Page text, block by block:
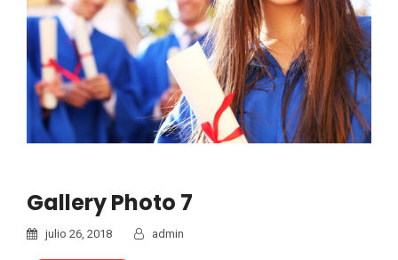
Gallery Photo 7
julio 26, 2018 admin